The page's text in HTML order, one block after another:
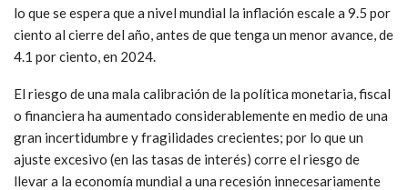
lo que se espera que a nivel mundial la inflación escale a 9.5 por
ciento al cierre del año, antes de que tenga un menor avance, de
4.1 por ciento, en 2024.
El riesgo de una mala calibración de la política monetaria, fiscal
o financiera ha aumentado considerablemente en medio de una
gran incertidumbre y fragilidades crecientes; por lo que un
ajuste excesivo (en las tasas de interés) corre el riesgo de
llevar a la economía mundial a una recesión innecesariamente